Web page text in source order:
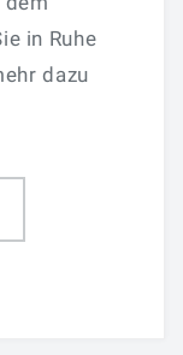
in Ruhe
dazu